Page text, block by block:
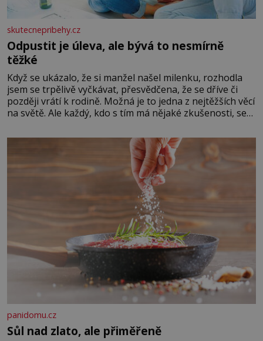
skutecnepribehy.cz
Odpustit je úleva, ale bývá to nesmírně
těžké
Když se ukázalo, že si manžel našel milenku, rozhodla
jsem se trpělivě vyčkávat, přesvědčena, že se dříve či
později vrátí k rodině. Možná je to jedna z nejtěžších věcí
na světě. Ale každý, kdo s tím má nějaké zkušenosti, se
Když se ke mně doneslo, že si manžel pořídil milenku,
panidomu.cz
Sůl nad zlato, ale přiměřeně